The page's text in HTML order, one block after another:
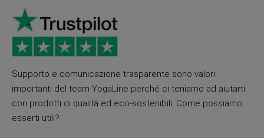
Supporto e comunicazione trasparente sono valori
importanti del team YogaLine perché ci teniamo ad aiutarti
con prodotti di qualità ed eco-sostenibili. Come possiamo
esserti utili?